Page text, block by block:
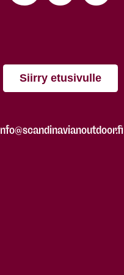
Siirry etusivulle